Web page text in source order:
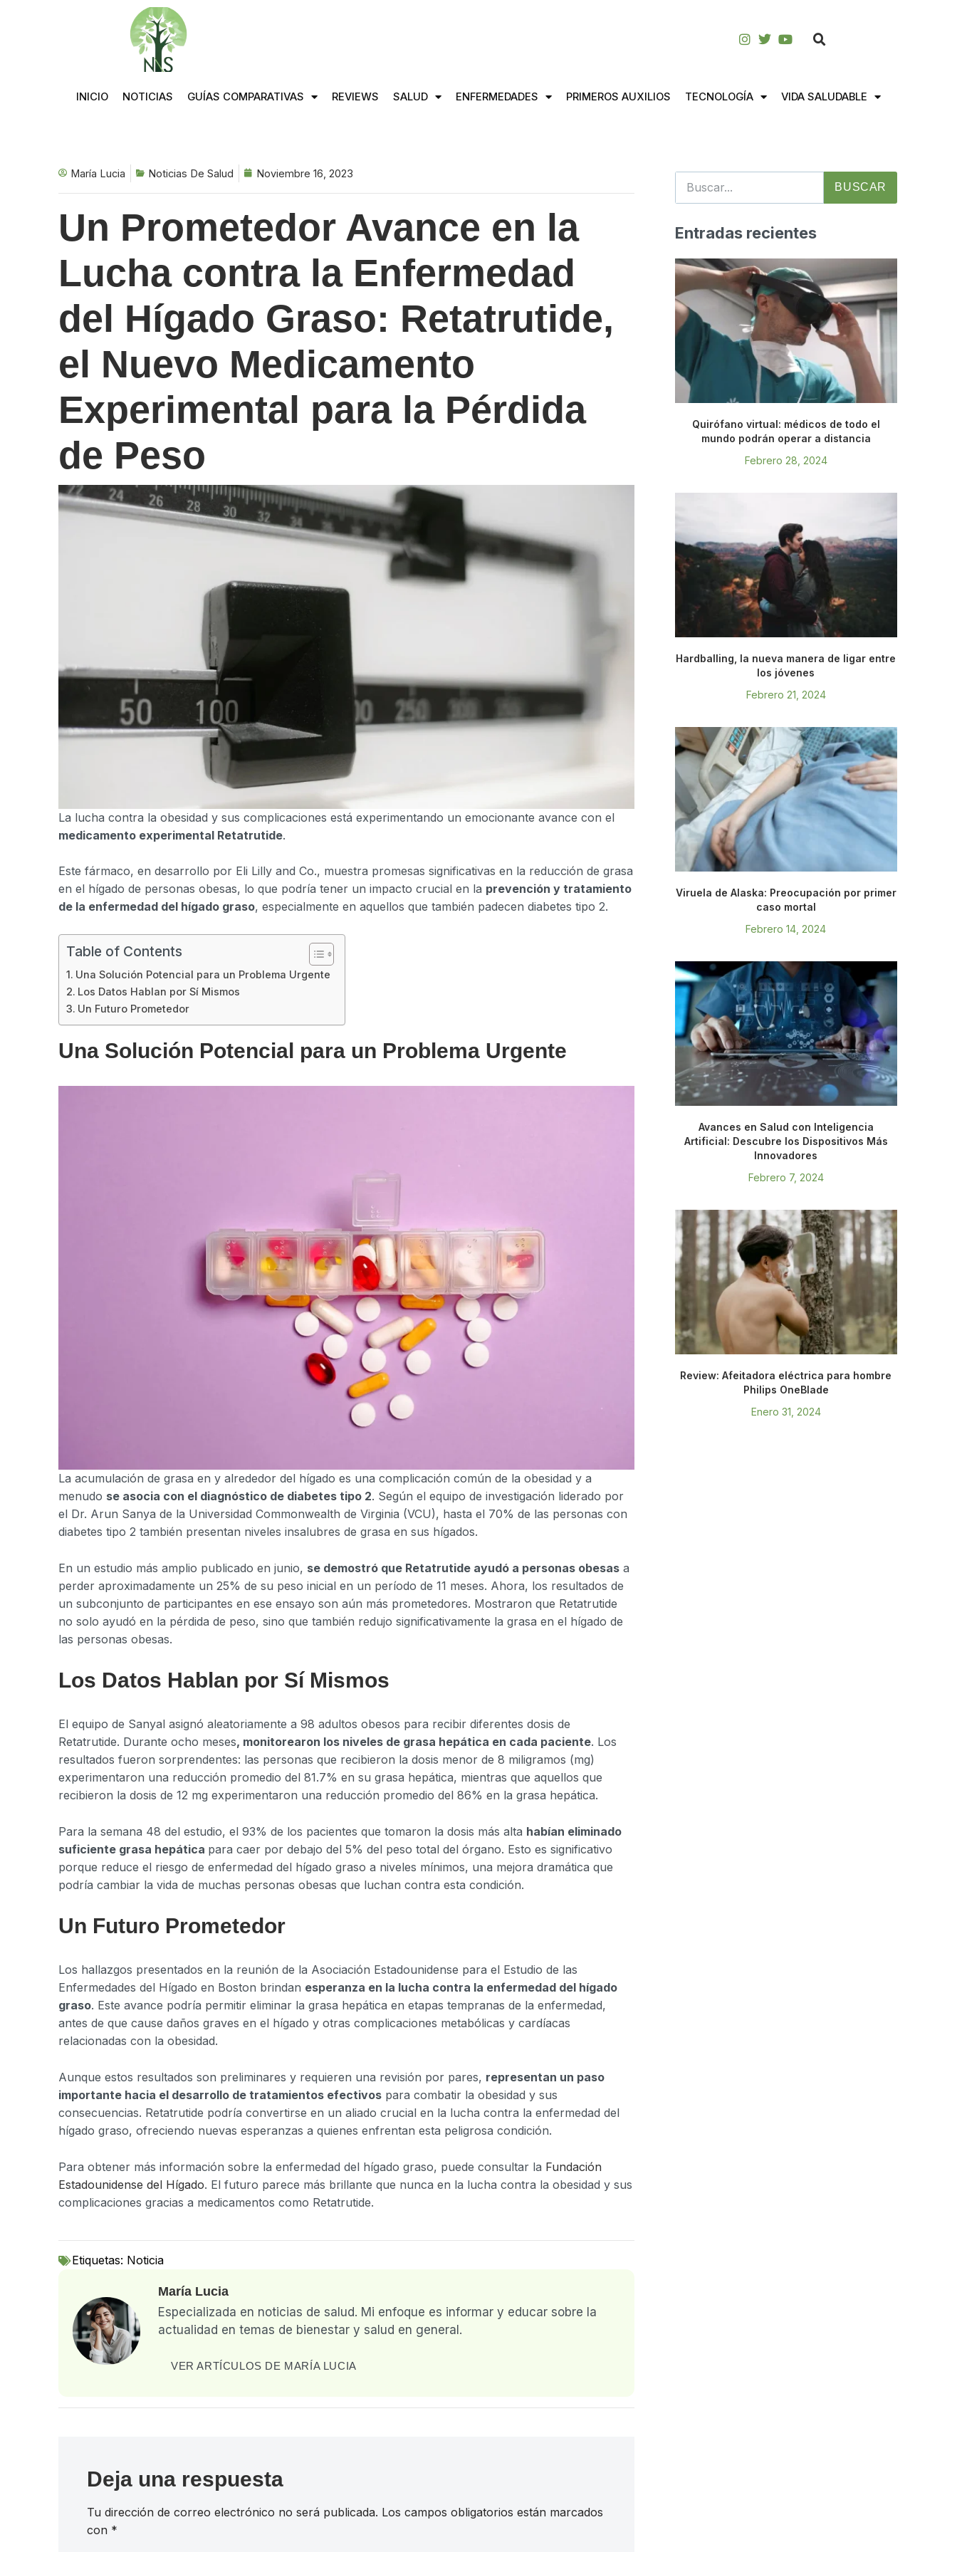
INICIO NOTICIAS GUÍAS COMPARATIVAS REVIEWS SALUD ENFERMEDADES PRIMEROS AUXILIOS TECNOLOGÍA VIDA SALUDABLE
María Lucia Noticias De Salud Noviembre 16, 2023
Un Prometedor Avance en la
Lucha contra la Enfermedad
del Hígado Graso: Retatrutide,
el Nuevo Medicamento
Experimental para la Pérdida
de Peso
La lucha contra la obesidad y sus complicaciones está experimentando un emocionante avance con el
medicamento experimental Retatrutide.
Este fármaco, en desarrollo por Eli Lilly and Co., muestra promesas significativas en la reducción de grasa
en el hígado de personas obesas, lo que podría tener un impacto crucial en la prevención y tratamiento
de la enfermedad del hígado graso, especialmente en aquellos que también padecen diabetes tipo 2.
Table of Contents
Una Solución Potencial para un Problema Urgente
Los Datos Hablan por Sí Mismos
Un Futuro Prometedor
Una Solución Potencial para un Problema Urgente
La acumulación de grasa en y alrededor del hígado es una complicación común de la obesidad y a
menudo se asocia con el diagnóstico de diabetes tipo 2. Según el equipo de investigación liderado por
el Dr. Arun Sanya de la Universidad Commonwealth de Virginia (VCU), hasta el 70% de las personas con
diabetes tipo 2 también presentan niveles insalubres de grasa en sus hígados.
En un estudio más amplio publicado en junio, se demostró que Retatrutide ayudó a personas obesas a
perder aproximadamente un 25% de su peso inicial en un período de 11 meses. Ahora, los resultados de
un subconjunto de participantes en ese ensayo son aún más prometedores. Mostraron que Retatrutide
no solo ayudó en la pérdida de peso, sino que también redujo significativamente la grasa en el hígado de
las personas obesas.
Los Datos Hablan por Sí Mismos
El equipo de Sanyal asignó aleatoriamente a 98 adultos obesos para recibir diferentes dosis de
Retatrutide. Durante ocho meses, monitorearon los niveles de grasa hepática en cada paciente. Los
resultados fueron sorprendentes: las personas que recibieron la dosis menor de 8 miligramos (mg)
experimentaron una reducción promedio del 81.7% en su grasa hepática, mientras que aquellos que
recibieron la dosis de 12 mg experimentaron una reducción promedio del 86% en la grasa hepática.
Para la semana 48 del estudio, el 93% de los pacientes que tomaron la dosis más alta habían eliminado
suficiente grasa hepática para caer por debajo del 5% del peso total del órgano. Esto es significativo
porque reduce el riesgo de enfermedad del hígado graso a niveles mínimos, una mejora dramática que
podría cambiar la vida de muchas personas obesas que luchan contra esta condición.
Un Futuro Prometedor
Los hallazgos presentados en la reunión de la Asociación Estadounidense para el Estudio de las
Enfermedades del Hígado en Boston brindan esperanza en la lucha contra la enfermedad del hígado
graso. Este avance podría permitir eliminar la grasa hepática en etapas tempranas de la enfermedad,
antes de que cause daños graves en el hígado y otras complicaciones metabólicas y cardíacas
relacionadas con la obesidad.
Aunque estos resultados son preliminares y requieren una revisión por pares, representan un paso
importante hacia el desarrollo de tratamientos efectivos para combatir la obesidad y sus
consecuencias. Retatrutide podría convertirse en un aliado crucial en la lucha contra la enfermedad del
hígado graso, ofreciendo nuevas esperanzas a quienes enfrentan esta peligrosa condición.
Para obtener más información sobre la enfermedad del hígado graso, puede consultar la Fundación
Estadounidense del Hígado. El futuro parece más brillante que nunca en la lucha contra la obesidad y sus
complicaciones gracias a medicamentos como Retatrutide.
Etiquetas: Noticia
María Lucia
Especializada en noticias de salud. Mi enfoque es informar y educar sobre la
actualidad en temas de bienestar y salud en general.
VER ARTÍCULOS DE MARÍA LUCIA
Deja una respuesta
Tu dirección de correo electrónico no será publicada. Los campos obligatorios están marcados
con *
BUSCAR
Entradas recientes
Quirófano virtual: médicos de todo el
mundo podrán operar a distancia
Febrero 28, 2024
Hardballing, la nueva manera de ligar entre
los jóvenes
Febrero 21, 2024
Viruela de Alaska: Preocupación por primer
caso mortal
Febrero 14, 2024
Avances en Salud con Inteligencia
Artificial: Descubre los Dispositivos Más
Innovadores
Febrero 7, 2024
Review: Afeitadora eléctrica para hombre
Philips OneBlade
Enero 31, 2024